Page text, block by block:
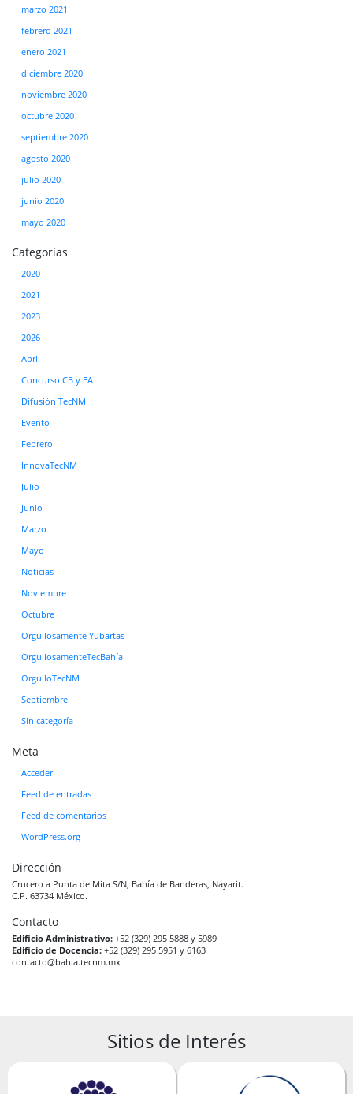
marzo 2021
febrero 2021
enero 2021
diciembre 2020
noviembre 2020
octubre 2020
septiembre 2020
agosto 2020
julio 2020
junio 2020
mayo 2020
Categorías
2020
2021
2023
2026
Abril
Concurso CB y EA
Difusión TecNM
Evento
Febrero
InnovaTecNM
Julio
Junio
Marzo
Mayo
Noticias
Noviembre
Octubre
Orgullosamente Yubartas
OrgullosamenteTecBahía
OrgulloTecNM
Septiembre
Sin categoría
Meta
Acceder
Feed de entradas
Feed de comentarios
WordPress.org
Dirección
Crucero a Punta de Mita S/N, Bahía de Banderas, Nayarit.
C.P. 63734 México.
Contacto
Edificio Administrativo: +52 (329) 295 5888 y 5989
Edificio de Docencia: +52 (329) 295 5951 y 6163
contacto@bahia.tecnm.mx
Sitios de Interés